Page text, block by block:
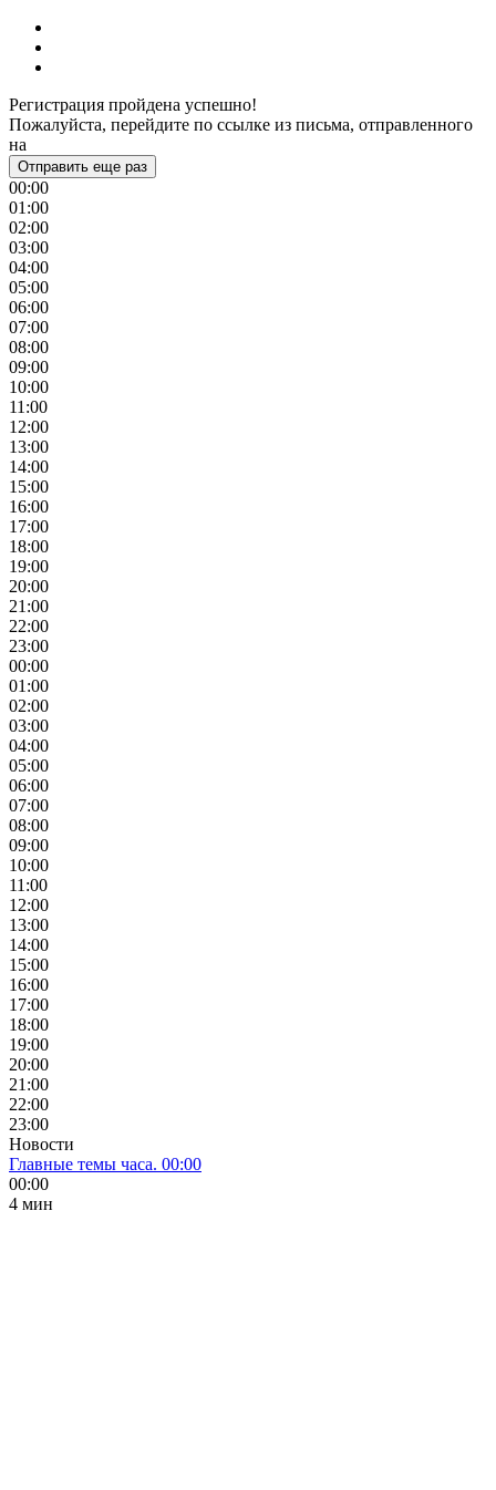
Регистрация пройдена успешно!
Пожалуйста, перейдите по ссылке из письма, отправленного
на
Отправить еще раз
00:00
01:00
02:00
03:00
04:00
05:00
06:00
07:00
08:00
09:00
10:00
11:00
12:00
13:00
14:00
15:00
16:00
17:00
18:00
19:00
20:00
21:00
22:00
23:00
00:00
01:00
02:00
03:00
04:00
05:00
06:00
07:00
08:00
09:00
10:00
11:00
12:00
13:00
14:00
15:00
16:00
17:00
18:00
19:00
20:00
21:00
22:00
23:00
Новости
Главные темы часа. 00:00
00:00
4 мин